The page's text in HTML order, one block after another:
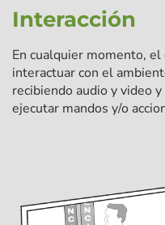
Interacción
En cualquier momento,
interactuar con el
recibiendo audio y video
ejecutar mandos y/o